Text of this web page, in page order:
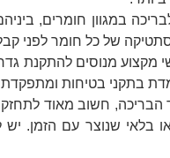
במגוון חומרים,
של כל חומר לפני
מקצוע מנוסים להתקנת
בתקני בטיחות ומתפקדת
חשוב מאוד לתחזק
בלאי שנוצר עם הזמן. יש